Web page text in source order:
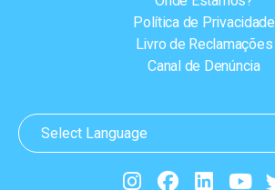
Política de Privacidade
Livro de Reclamações
Canal de Denúncia